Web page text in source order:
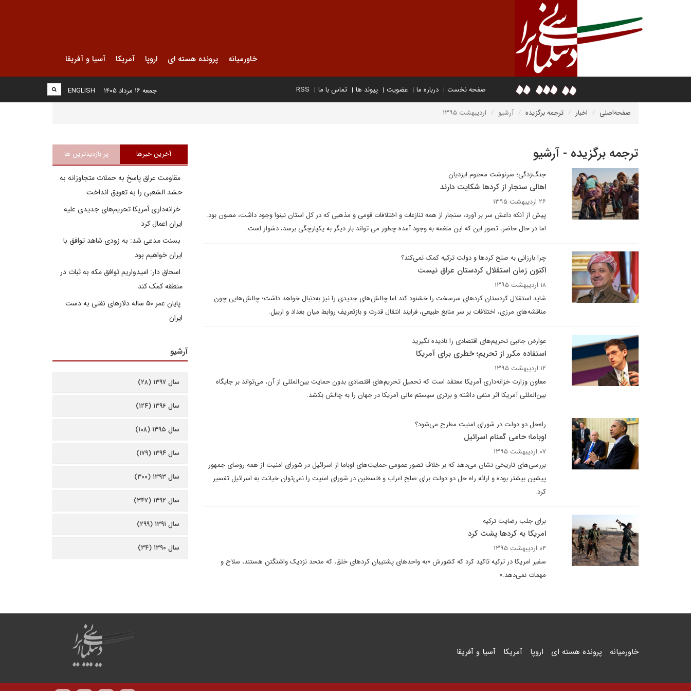
خاورمیانه پرونده هسته ای اروپا آمریکا آسیا و آفریقا
صفحه نخست درباره ما عضویت پیوند ها تماس با ما RSS
ENGLISH جمعه ۱۶ مرداد ۱۴۰۵
صفحه‌اصلی اخبار ترجمه برگزیده آرشیو اردیبهشت ۱۳۹۵
ترجمه برگزیده - آرشیو
جنگ‌زدگی؛ سرنوشت محتوم ایزدیان
اهالی سنجار از کردها شکایت دارند
۲۶ اردیبهشت ۱۳۹۵
پیش از آنکه داعش سر بر آورد، سنجار از همه تنازعات و اختلافات قومی و مذهبی که در کل استان نینوا وجود داشت، مصون بود.
اما در حال حاضر، تصور این که این ملغمه به وجود آمده چطور می تواند بار دیگر به یکپارچگی برسد، دشوار است.
چرا بارزانی به صلح کرد‌ها و دولت ترکیه کمک نمی‌کند؟
اکنون زمان استقلال کردستان عراق نیست
۱۸ اردیبهشت ۱۳۹۵
شاید استقلال کردستان کردهای سرسخت را خشنود کند اما چالش‌های جدیدی را نیز به‌دنبال خواهد داشت؛ ‌چالش‌هایی چون
مناقشه‌های مرزی، اختلافات بر سر منابع طبیعی، فرایند انتقال قدرت و بازتعریف روابط میان بغداد و اربیل.
عوارض جانبی تحریم‌های اقتصادی را نادیده نگیرید
استفاده مکرر از تحریم؛ خطری برای آمریکا
۱۲ اردیبهشت ۱۳۹۵
معاون وزارت خزانه‌داری آمریکا معتقد است که تحمیل تحریم‌های اقتصادی بدون حمایت بین‌المللی از آن، می‌‌تواند بر جایگاه
بین‌المللی آمریکا اثر منفی داشته و برتری سیستم مالی آمریکا در جهان را به چالش بکشد.
راه‌حل دو دولت در شورای امنیت مطرح می‌شود؟
اوباما؛ حامی گمنام اسرائیل
۰۷ اردیبهشت ۱۳۹۵
بررسی‌های تاریخی نشان می‌دهد که بر خلاف تصور عمومی حمایت‌های اوباما از اسرائیل در شورای امنیت از همه روسای جمهور
پیشین بیشتر بوده و ارائه راه حل دو دولت برای صلح اعراب و فلسطین در شورای امنیت را نمی‌توان خیانت به اسرائیل تفسیر
کرد.
برای جلب رضایت ترکیه
امریکا به کردها پشت کرد
۰۴ اردیبهشت ۱۳۹۵
سفیر امریکا در ترکیه تاکید کرد که کشورش «به واحدهای پشتیبان کردهای خلق، که متحد نزدیک واشنگتن هستند، سلاح و
مهمات نمی‌دهد.»
آخرین خبرها پر بازدیدترین ها
مقاومت عراق پاسخ به حملات متجاوزانه به
حشد الشعبی را به تعویق انداخت
خزانه‌داری آمریکا تحریم‌های جدیدی علیه
ایران اعمال کرد
بسنت مدعی شد: به زودی شاهد توافق با
ایران خواهیم بود
اسحاق دار: امیدواریم توافق مکه به ثبات در
منطقه کمک کند
پایان عمر ۵۰ ساله دلارهای نفتی به دست
ایران
آرشیو
سال ۱۳۹۷ (۲۸)
سال ۱۳۹۶ (۱۲۴)
سال ۱۳۹۵ (۱۰۸)
سال ۱۳۹۴ (۱۷۹)
سال ۱۳۹۳ (۳۰۰)
سال ۱۳۹۲ (۳۴۷)
سال ۱۳۹۱ (۲۹۹)
سال ۱۳۹۰ (۳۴)
خاورمیانه پرونده هسته ای اروپا آمریکا آسیا و آفریقا